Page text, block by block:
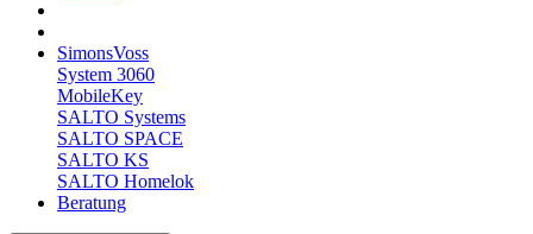
SimonsVoss
System 3060
MobileKey
SALTO Systems
SALTO SPACE
SALTO KS
SALTO Homelok
Beratung